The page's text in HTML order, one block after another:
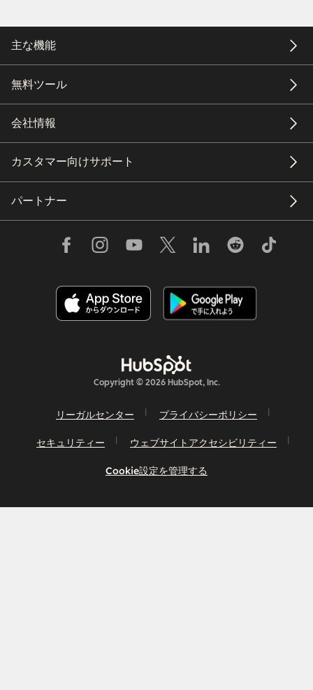
主な機能
無料ツール
会社情報
カスタマー向けサポート
パートナー
Copyright © 2026 HubSpot, Inc.
リーガルセンター プライバシーポリシー
セキュリティー ウェブサイトアクセシビリティー
Cookie設定を管理する